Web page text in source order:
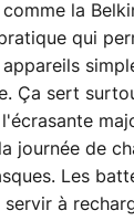
la
qui
Ça sert
journée de
Les
servir à